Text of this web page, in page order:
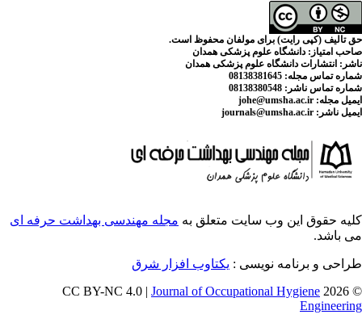
مولفان محفوظ است.
پزشکی همدان
پزشکی همدان
متعلق به مجله مهندسی بهداشت حرفه ای
:یکتاوب افزار شرق
Journal of